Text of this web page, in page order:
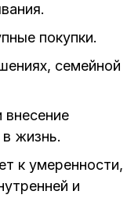
покупки.
семейной
внесение
жизнь.
к умеренности,
и